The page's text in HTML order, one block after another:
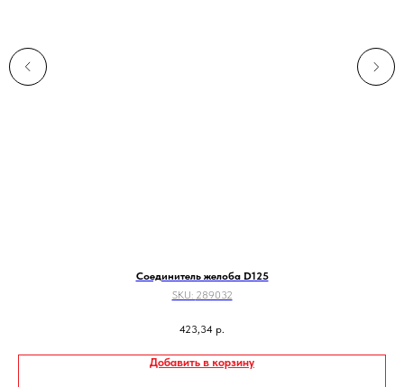
Соединитель желоба D125
SKU: 289032
423,34 р.
Добавить в корзину